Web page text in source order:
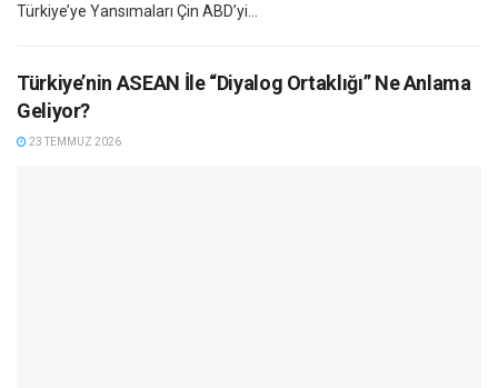
Türkiye’ye Yansımaları Çin ABD’yi...
Türkiye’nin ASEAN İle “Diyalog Ortaklığı” Ne Anlama
Geliyor?
23 TEMMUZ 2026